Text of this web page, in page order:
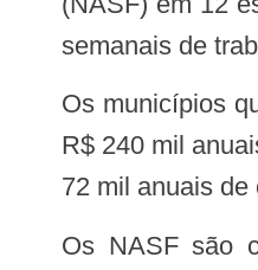
semanais de
Os municípios que aderirem ao NASF Tipo I recebem, do Ministério da Saúde, R$ 20 mil para a implantação do núcleo e mais
R$ 240 mil
72 mil anuais
Os NASF são constituídos por equipes multiprofissionais que trabalham afinadas e vinculadas às Equipes de Saúde da